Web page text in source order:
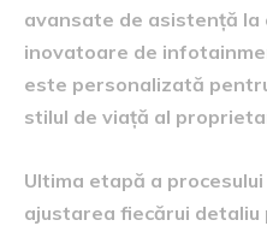
avansate de asistență la
inovatoare de
este personalizată
stilul de viață al
Ultima etapă a
ajustarea fiecărui detaliu